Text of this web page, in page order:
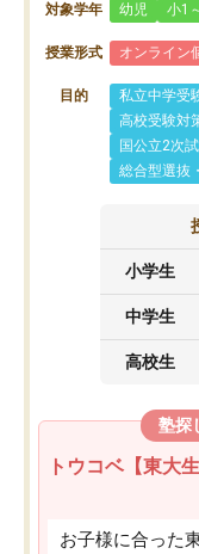
対象学年 幼児 小1
授業形式 オンライン
目的 私立中学受
高校受験対
国公立2次
総合型選抜
小学生
中学生
高校生
塾探
トウコベ【東大
お子様に合った